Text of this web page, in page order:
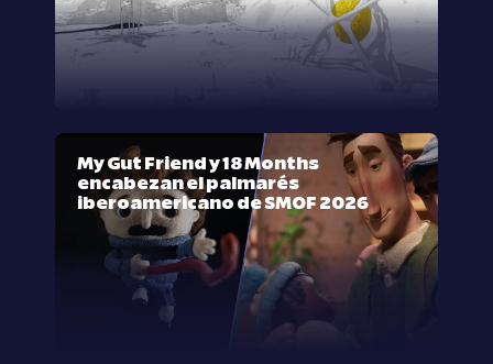
My Gut Friend y 18 Months
encabezan el palmarés
iberoamericano de SMOF 2026